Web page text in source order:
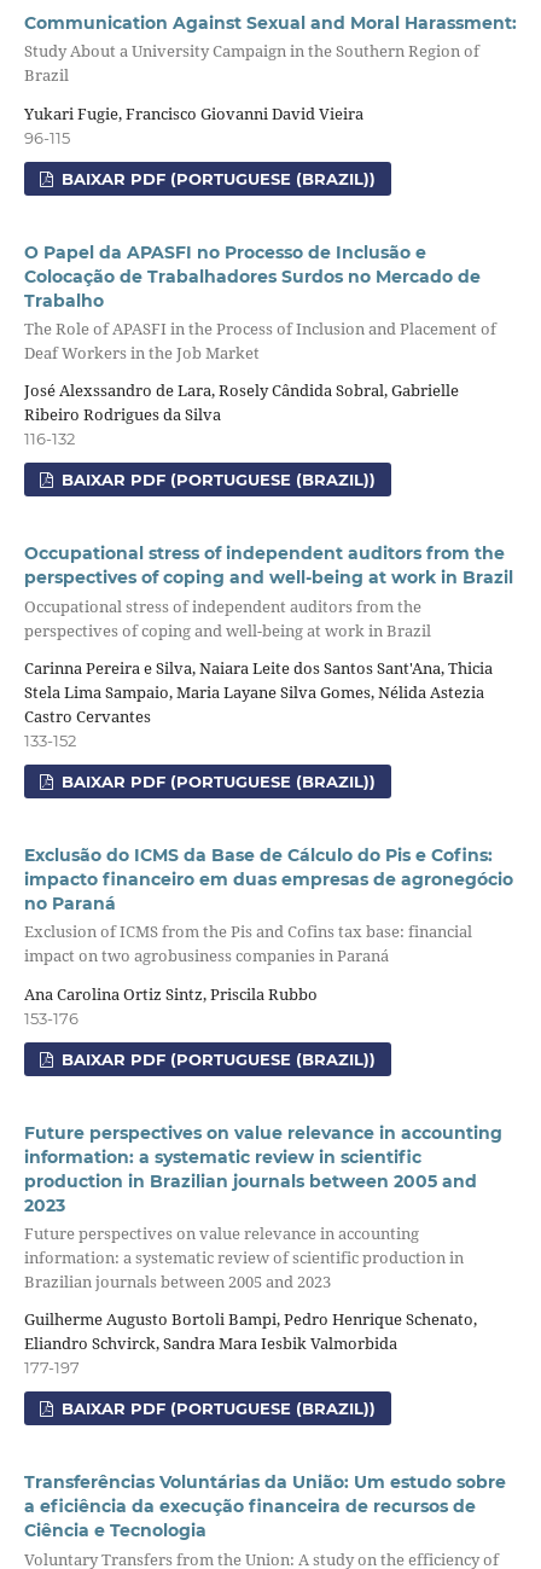
Communication Against Sexual and Moral Harassment:
Study About a University Campaign in the Southern Region of
Brazil
Yukari Fugie, Francisco Giovanni David Vieira
96-115
BAIXAR PDF (PORTUGUESE (BRAZIL))
O Papel da APASFI no Processo de Inclusão e
Colocação de Trabalhadores Surdos no Mercado de
Trabalho
The Role of APASFI in the Process of Inclusion and Placement of
Deaf Workers in the Job Market
José Alexssandro de Lara, Rosely Cândida Sobral, Gabrielle
Ribeiro Rodrigues da Silva
116-132
BAIXAR PDF (PORTUGUESE (BRAZIL))
Occupational stress of independent auditors from the
perspectives of coping and well-being at work in Brazil
Occupational stress of independent auditors from the
perspectives of coping and well-being at work in Brazil
Carinna Pereira e Silva, Naiara Leite dos Santos Sant'Ana, Thicia
Stela Lima Sampaio, Maria Layane Silva Gomes, Nélida Astezia
Castro Cervantes
133-152
BAIXAR PDF (PORTUGUESE (BRAZIL))
Exclusão do ICMS da Base de Cálculo do Pis e Cofins:
impacto financeiro em duas empresas de agronegócio
no Paraná
Exclusion of ICMS from the Pis and Cofins tax base: financial
impact on two agrobusiness companies in Paraná
Ana Carolina Ortiz Sintz, Priscila Rubbo
153-176
BAIXAR PDF (PORTUGUESE (BRAZIL))
Future perspectives on value relevance in accounting
information: a systematic review in scientific
production in Brazilian journals between 2005 and
2023
Future perspectives on value relevance in accounting
information: a systematic review of scientific production in
Brazilian journals between 2005 and 2023
Guilherme Augusto Bortoli Bampi, Pedro Henrique Schenato,
Eliandro Schvirck, Sandra Mara Iesbik Valmorbida
177-197
BAIXAR PDF (PORTUGUESE (BRAZIL))
Transferências Voluntárias da União: Um estudo sobre
a eficiência da execução financeira de recursos de
Ciência e Tecnologia
Voluntary Transfers from the Union: A study on the efficiency of